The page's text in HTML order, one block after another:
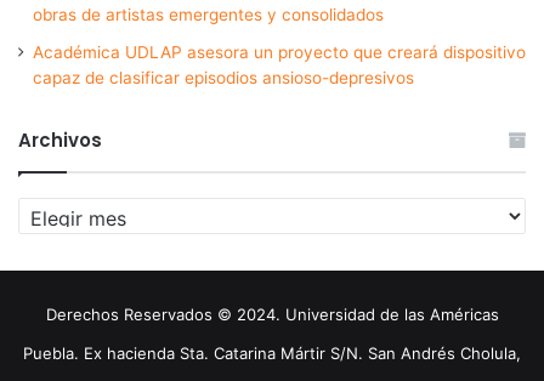
obras de artistas emergentes y consolidados
Académica UDLAP asesora un proyecto que creará dispositivo
capaz de clasificar episodios ansioso-depresivos
Archivos
Archivos
Derechos Reservados © 2024. Universidad de las Américas
Puebla. Ex hacienda Sta. Catarina Mártir S/N. San Andrés Cholula,